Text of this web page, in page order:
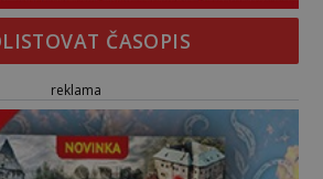
ČASOPIS
reklama